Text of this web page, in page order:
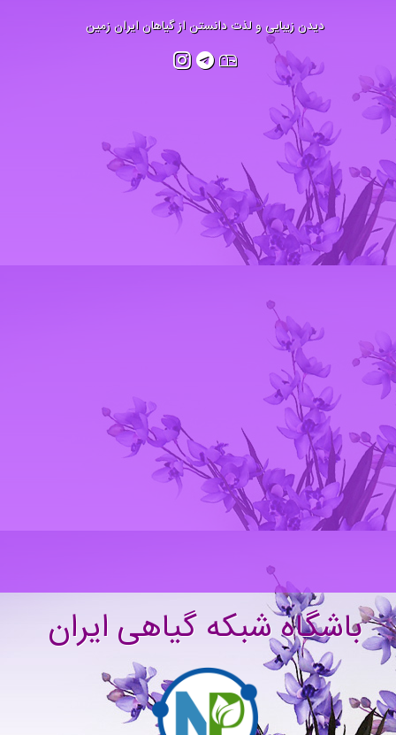
دیدن زیبایی و لذت دانستن از گیاهان ایران زمین
باشگاه شبکه گیاهی ایران